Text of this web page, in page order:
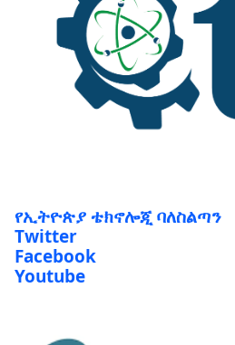
የኢትዮጵያ ቴክኖሎጂ ባለስልጣን
Twitter
Facebook
Youtube